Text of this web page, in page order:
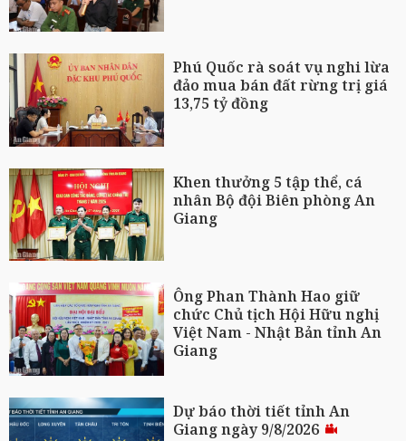
Phú Quốc rà soát vụ nghi lừa
đảo mua bán đất rừng trị giá
13,75 tỷ đồng
Khen thưởng 5 tập thể, cá
nhân Bộ đội Biên phòng An
Giang
Ông Phan Thành Hao giữ
chức Chủ tịch Hội Hữu nghị
Việt Nam - Nhật Bản tỉnh An
Giang
Dự báo thời tiết tỉnh An
Giang ngày 9/8/2026